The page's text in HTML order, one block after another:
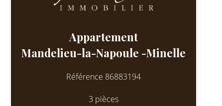
Appartement
Mandelieu-la-Napoule -Minelle
Référence 86883194
3 pièces